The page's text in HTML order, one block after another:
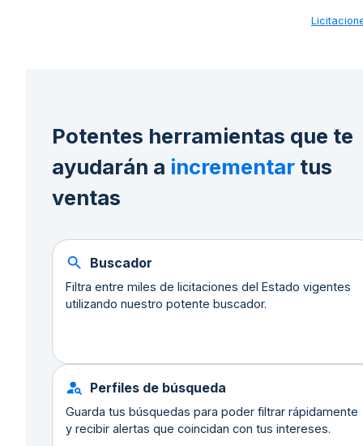
Potentes herramientas que te
ayudarán a incrementar tus
ventas
Buscador
Filtra entre miles de licitaciones del Estado vigentes
utilizando nuestro potente buscador.
Perfiles de búsqueda
Guarda tus búsquedas para poder filtrar rápidamente
y recibir alertas que coincidan con tus intereses.